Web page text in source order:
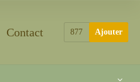
Contact 877 Ajouter